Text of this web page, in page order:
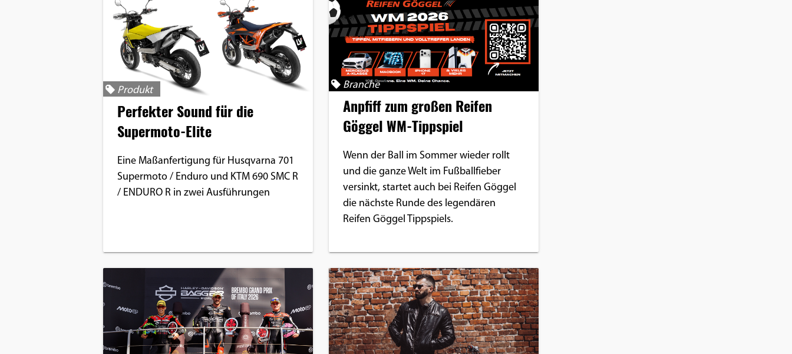
Produkt
Perfekter Sound für die
Supermoto-Elite
Eine Maßanfertigung für Husqvarna 701
Supermoto / Enduro und KTM 690 SMC R
/ ENDURO R in zwei Ausführungen
Branche
Anpfiff zum großen Reifen
Göggel WM-Tippspiel
Wenn der Ball im Sommer wieder rollt
und die ganze Welt im Fußballfieber
versinkt, startet auch bei Reifen Göggel
die nächste Runde des legendären
Reifen Göggel Tippspiels.